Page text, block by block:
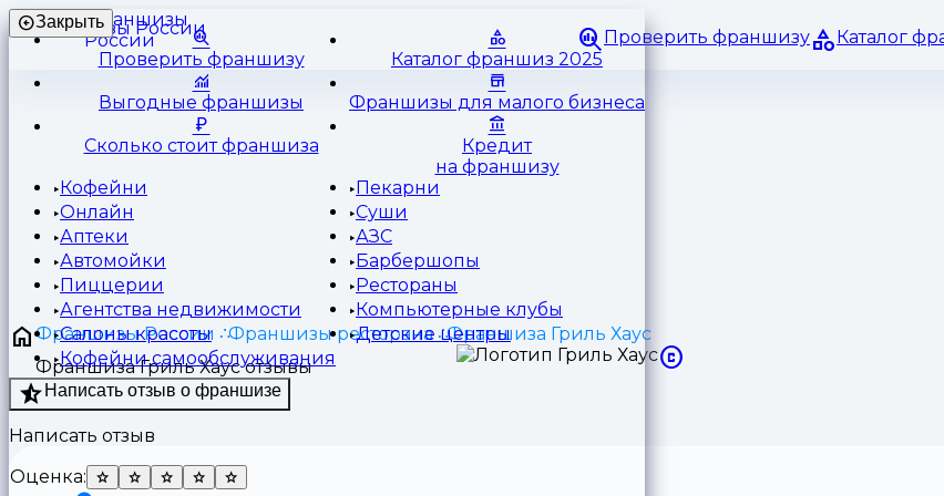
Франшизы
России
Проверить франшизу Каталог
Закрыть
Проверить франшизу Каталог франшиз 2025
Выгодные франшизы Франшизы для малого бизнеса
Сколько стоит франшиза
Кредит
на франшизу
Кофейни
Пекарни
Онлайн
Суши
Аптеки
АЗС
Автомойки
Барбершопы
Пиццерии
Рестораны
Агентства недвижимости
Компьютерные клубы
Салоны красоты
Детские центры
Кофейни самообслуживания
Франшизы России Франшизы ресторана
Франшиза Гриль Хаус
Франшиза Гриль Хаус отзывы
Написать отзыв о франшизе
Написать отзыв
Оценка: